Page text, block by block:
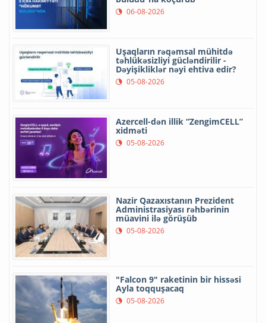
06-08-2026
Uşaqların rəqəmsal mühitdə
təhlükəsizliyi gücləndirilir -
Dəyişikliklər nəyi ehtiva edir?
05-08-2026
Azercell-dən illik “ZengimCELL”
xidməti
05-08-2026
Nazir Qazaxıstanın Prezident
Administrasiyası rəhbərinin
müavini ilə görüşüb
05-08-2026
"Falcon 9" raketinin bir hissəsi
Ayla toqquşacaq
05-08-2026